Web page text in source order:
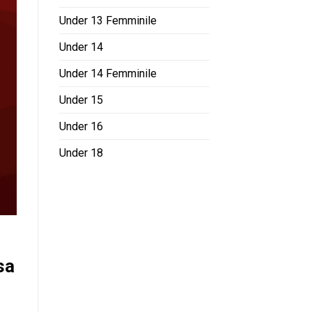
Under 13 Femminile
Under 14
Under 14 Femminile
Under 15
Under 16
Under 18